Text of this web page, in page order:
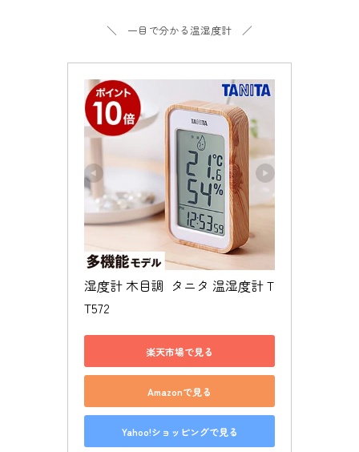
＼ 一目で分かる温湿度計 ／
湿度計 木目調  タニタ 温湿度計 T
T572
楽天市場で見る
Amazonで見る
Yahoo!ショッピングで見る